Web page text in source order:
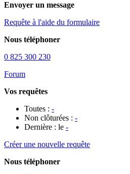
Envoyer un message
Requête à l'aide du formulaire
Nous téléphoner
0 825 300 230
Forum
Vos requêtes
Toutes : -
Non clôturées : -
Dernière : le -
Créer une nouvelle requête
Nous téléphoner